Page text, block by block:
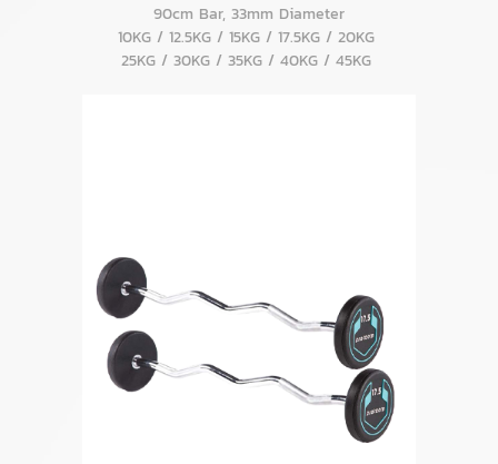
90cm Bar, 33mm Diameter
10KG / 12.5KG / 15KG / 17.5KG / 20KG
25KG / 30KG / 35KG / 40KG / 45KG